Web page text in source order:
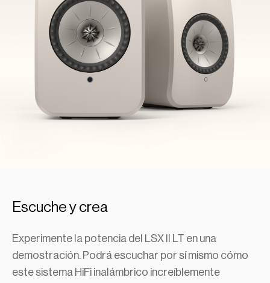
Escuche y crea
Experimente la potencia del LSX II LT en una
demostración. Podrá escuchar por sí mismo cómo
este sistema HiFi inalámbrico increíblemente